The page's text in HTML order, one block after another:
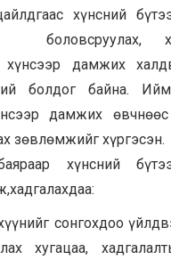
хүнсний
боловсруулах,
хүнсээр дамжих
болдог байна.
дамжих өвчнөөс
зөвлөмжийг хүргэсэн.
хүнсний
сонгохдоо
хугацаа,